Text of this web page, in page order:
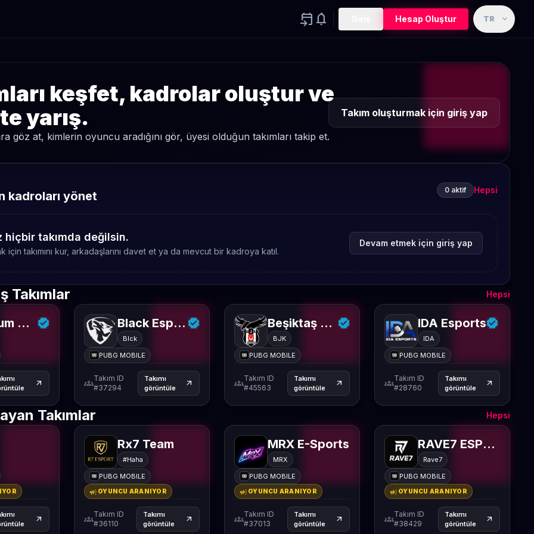
event_upcoming notifications Hesap Oluştur TR expand_more
keşfet, kadrolar oluştur ve
yarış.
göz at, kimlerin oyuncu aradığını gör, üyesi olduğun takımları takip et.
Takım oluşturmak için giriş yap
kadroları yönet 0 aktif Hepsi
hiçbir takımda değilsin.
için takımını kur, arkadaşlarını davet et ya da mevcut bir kadroya katıl.
Devam etmek için giriş yap
Takımlar Hepsi
Regnum Carya Esports
arrow_outward
Black Esports
Blck
PUBG MOBILE
groupsTakım ID
#37294
Takımı
görüntüle
arrow_outward
Beşiktaş Esports
BJK
PUBG MOBILE
groupsTakım ID
#45563
Takımı
görüntüle
arrow_outward
IDA Esports
IDA
PUBG MOBILE
groupsTakım ID
#28760
Takımı
görüntüle
arrow_outward
Takımlar Hepsi
arrow_outward
Rx7 Team
#Haha
PUBG MOBILE
campaignOYUNCU ARANIYOR
groupsTakım ID
#36110
Takımı
görüntüle
arrow_outward
MRX E-Sports
MRX
PUBG MOBILE
campaignOYUNCU ARANIYOR
groupsTakım ID
#37013
Takımı
görüntüle
arrow_outward
RAVE7 ESPORTS
Rave7
PUBG MOBILE
campaignOYUNCU ARANIYOR
groupsTakım ID
#38429
Takımı
görüntüle
arrow_outward